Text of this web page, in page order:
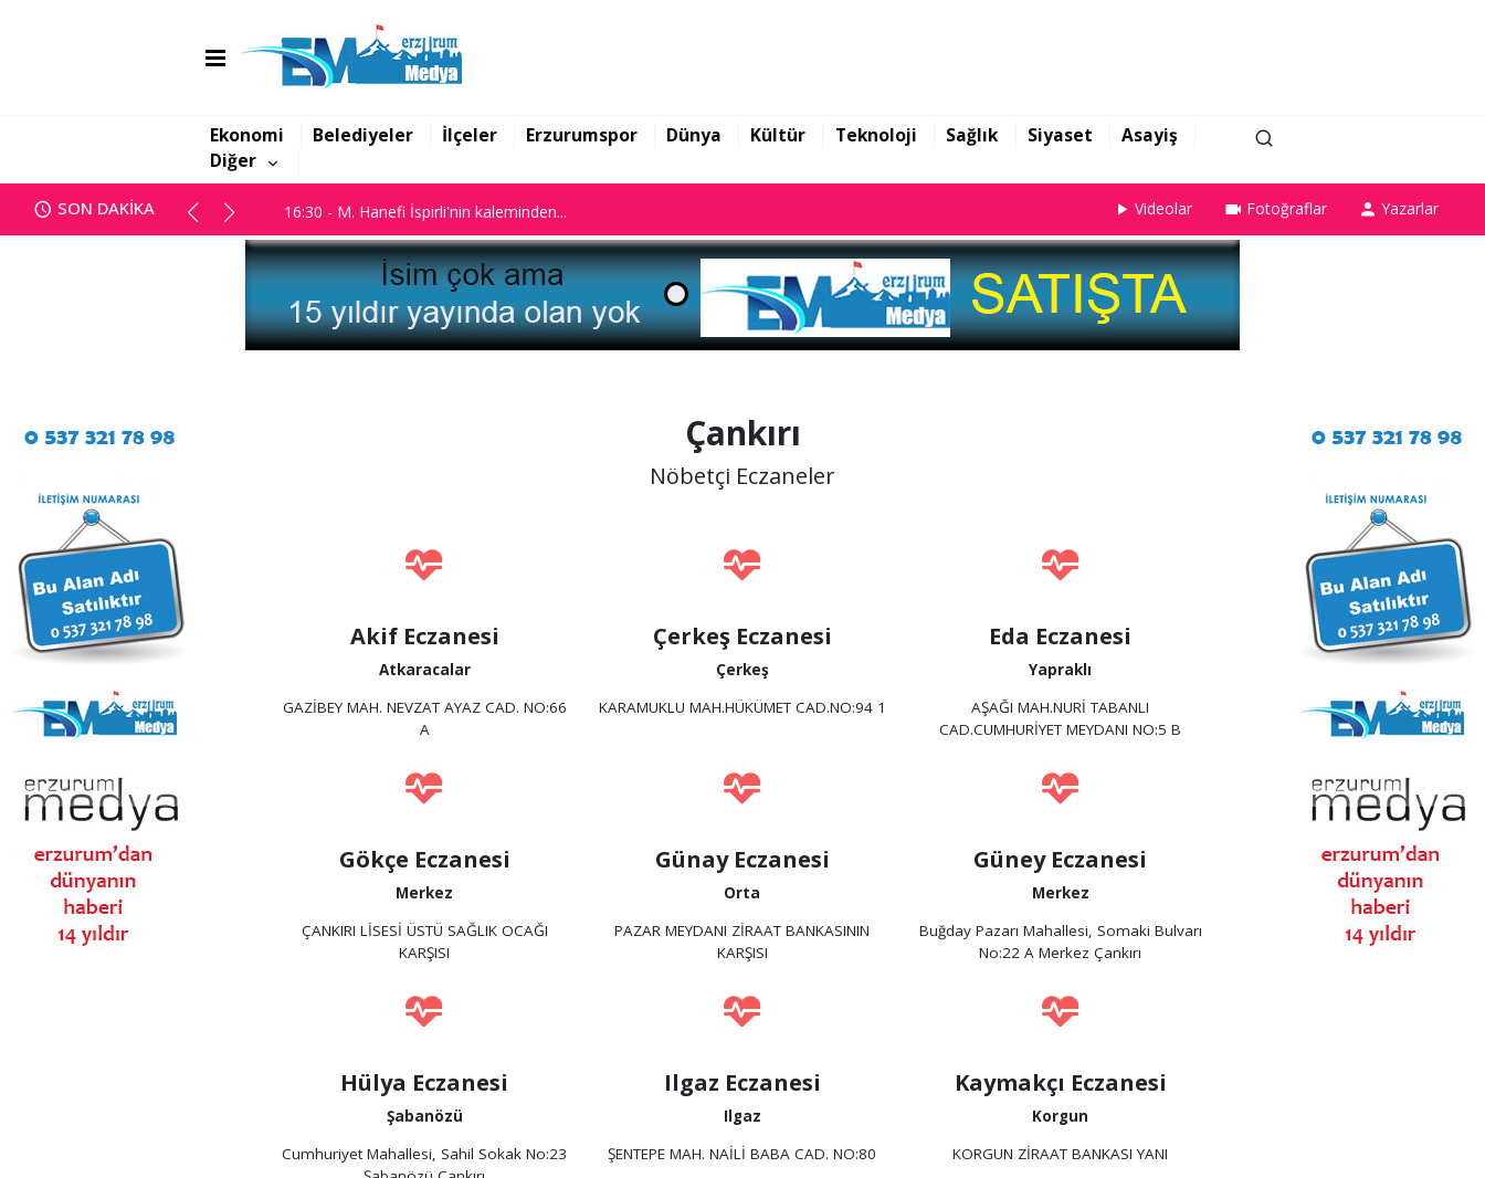
Ekonomi Belediyeler İlçeler Erzurumspor Dünya Kültür Teknoloji Sağlık Siyaset
Asayiş
Diğer
SON DAKİKA
16:06 - Görbil Özcan partisinden istifa etti
16:30 - M. Hanefi İspirli'nin kaleminden...
16:30 - M. Hanefi İspirli'nin kaleminden... Videolar Fotoğraflar Yazarlar
Çankırı
Nöbetçi Eczaneler
Akif Eczanesi
Atkaracalar
GAZİBEY MAH. NEVZAT AYAZ CAD. NO:66
A
Çerkeş Eczanesi
Çerkeş
KARAMUKLU MAH.HÜKÜMET CAD.NO:94 1
Eda Eczanesi
Yapraklı
AŞAĞI MAH.NURİ TABANLI
CAD.CUMHURİYET MEYDANI NO:5 B
Gökçe Eczanesi
Merkez
ÇANKIRI LİSESİ ÜSTÜ SAĞLIK OCAĞI
KARŞISI
Günay Eczanesi
Orta
PAZAR MEYDANI ZİRAAT BANKASININ
KARŞISI
Güney Eczanesi
Merkez
Buğday Pazarı Mahallesi, Somaki Bulvarı
No:22 A Merkez Çankırı
Hülya Eczanesi
Şabanözü
Cumhuriyet Mahallesi, Sahil Sokak No:23
Ilgaz Eczanesi
Ilgaz
ŞENTEPE MAH. NAİLİ BABA CAD. NO:80
Kaymakçı Eczanesi
Korgun
KORGUN ZİRAAT BANKASI YANI